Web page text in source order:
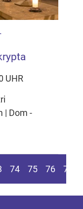
UHR
| Dom -
74 75 76 77